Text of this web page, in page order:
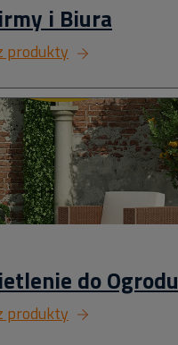
i Biura
produkty
do Ogrodu
produkty